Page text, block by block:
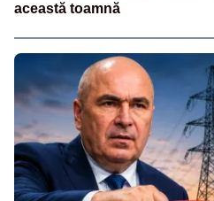
această toamnă